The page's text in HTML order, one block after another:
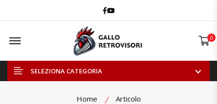
Facebook
Youtube
Offcanvas Menu Open 0
SELEZIONA CATEGORIA
Home Articolo